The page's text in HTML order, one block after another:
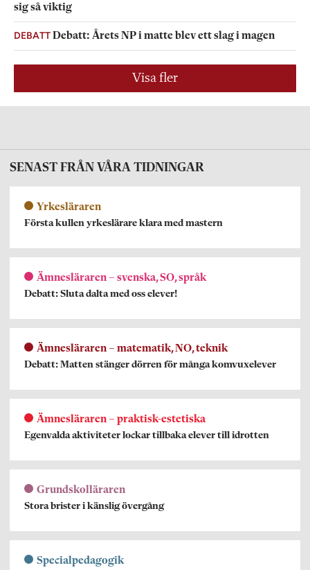
sig så viktig
DEBATTDebatt: Årets NP i matte blev ett slag i magen
Visa fler
SENAST FRÅN VÅRA TIDNINGAR
Yrkesläraren
Första kullen yrkeslärare klara med mastern
Ämnesläraren – svenska, SO, språk
Debatt: Sluta dalta med oss elever!
Ämnesläraren – matematik, NO, teknik
Debatt: Matten stänger dörren för många komvuxelever
Ämnesläraren – praktisk-estetiska
Egenvalda aktiviteter lockar tillbaka elever till idrotten
Grundskolläraren
Stora brister i känslig övergång
Specialpedagogik